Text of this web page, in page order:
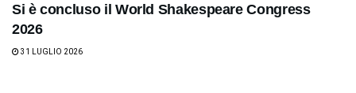
Si è concluso il World Shakespeare Congress
2026
31 LUGLIO 2026